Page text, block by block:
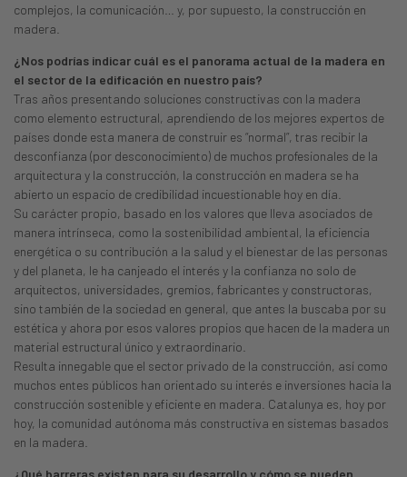
complejos, la comunicación… y, por supuesto, la construcción en
madera.
¿Nos podrías indicar cuál es el panorama actual de la madera en
el sector de la edificación en nuestro país?
Tras años presentando soluciones constructivas con la madera
como elemento estructural, aprendiendo de los mejores expertos de
países donde esta manera de construir es “normal”, tras recibir la
desconfianza (por desconocimiento) de muchos profesionales de la
arquitectura y la construcción, la construcción en madera se ha
abierto un espacio de credibilidad incuestionable hoy en día.
Su carácter propio, basado en los valores que lleva asociados de
manera intrínseca, como la sostenibilidad ambiental, la eficiencia
energética o su contribución a la salud y el bienestar de las personas
y del planeta, le ha canjeado el interés y la confianza no solo de
arquitectos, universidades, gremios, fabricantes y constructoras,
sino también de la sociedad en general, que antes la buscaba por su
estética y ahora por esos valores propios que hacen de la madera un
material estructural único y extraordinario.
Resulta innegable que el sector privado de la construcción, así como
muchos entes públicos han orientado su interés e inversiones hacia la
construcción sostenible y eficiente en madera. Catalunya es, hoy por
hoy, la comunidad autónoma más constructiva en sistemas basados
en la madera.
¿Qué barreras existen para su desarrollo y cómo se pueden